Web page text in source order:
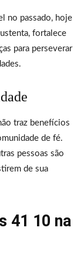
no passado, hoje
fortalece
para perseverar
traz benefícios
de fé.
pessoas são
de sua
41 10 na